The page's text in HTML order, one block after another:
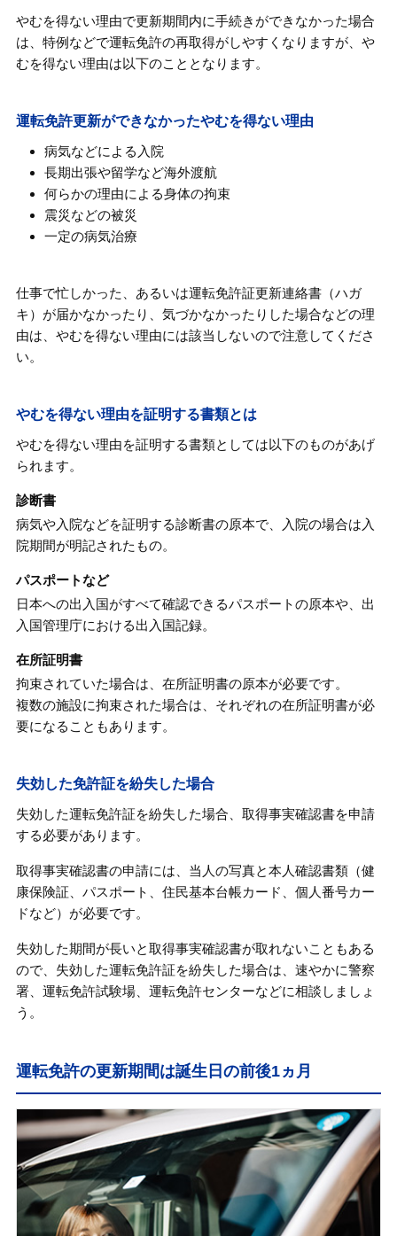
やむを得ない理由で更新期間内に手続きができなかった場合
は、特例などで運転免許の再取得がしやすくなりますが、や
むを得ない理由は以下のこととなります。
運転免許更新ができなかったやむを得ない理由
病気などによる入院
長期出張や留学など海外渡航
何らかの理由による身体の拘束
震災などの被災
一定の病気治療
仕事で忙しかった、あるいは運転免許証更新連絡書（ハガ
キ）が届かなかったり、気づかなかったりした場合などの理
由は、やむを得ない理由には該当しないので注意してくださ
い。
やむを得ない理由を証明する書類とは
やむを得ない理由を証明する書類としては以下のものがあげ
られます。
診断書
病気や入院などを証明する診断書の原本で、入院の場合は入
院期間が明記されたもの。
パスポートなど
日本への出入国がすべて確認できるパスポートの原本や、出
入国管理庁における出入国記録。
在所証明書
拘束されていた場合は、在所証明書の原本が必要です。
複数の施設に拘束された場合は、それぞれの在所証明書が必
要になることもあります。
失効した免許証を紛失した場合
失効した運転免許証を紛失した場合、取得事実確認書を申請
する必要があります。
取得事実確認書の申請には、当人の写真と本人確認書類（健
康保険証、パスポート、住民基本台帳カード、個人番号カー
ドなど）が必要です。
失効した期間が長いと取得事実確認書が取れないこともある
ので、失効した運転免許証を紛失した場合は、速やかに警察
署、運転免許試験場、運転免許センターなどに相談しましょ
う。
運転免許の更新期間は誕生日の前後1ヵ月